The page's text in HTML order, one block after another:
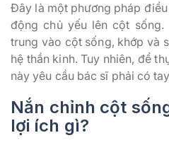
Đây là một phương pháp
động chủ yếu lên cột
trung vào cột sống, khớp và
hệ thần kinh. Tuy nhiên, để
này yêu cầu bác sĩ phải có
Nắn chỉnh cột
lợi ích gì?